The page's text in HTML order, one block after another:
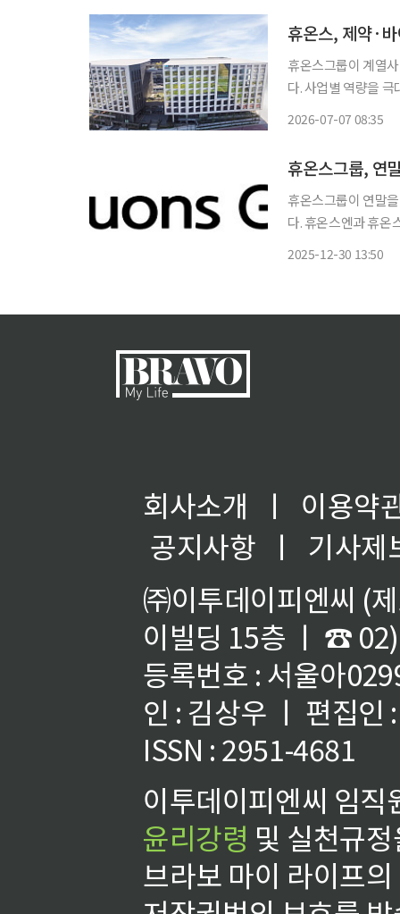
휴온스, 제약·
휴온스그룹이 계열
다. 사업별 역량을 극
2026-07-07 08:35
휴온스그룹, 연
휴온스그룹이 연말
다. 휴온스엔과 휴온스생명과학은 의약품 유통 협력사인 훼밀리팜과 29일 총 7100만 원 상당
2025-12-30 13:50
회사소개 ㅣ
이용약
공지사항
ㅣ
기사제
㈜이투데이피엔씨 (
이빌딩 15층 ㅣ ☎
등록번호 : 서울아
인 : 김상우 ㅣ 편집인
ISSN : 2951-4681
이투데이피엔씨 임
윤리강령 및 실천규
브라보 마이 라이프